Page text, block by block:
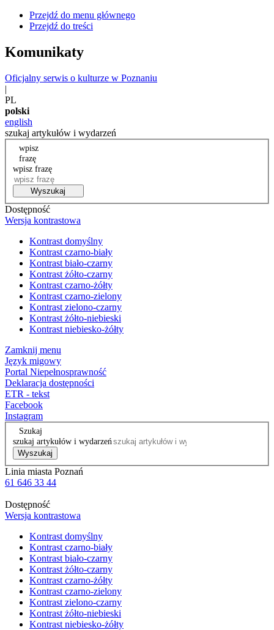
Przejdź do menu głównego
Przejdź do treści
Komunikaty
Oficjalny serwis o kulturze w Poznaniu
|
PL
polski
english
szukaj artykułów i wydarzeń
wpisz
frazę
wpisz frazę
Wyszukaj
Dostępność
Wersja kontrastowa
Kontrast domyślny
Kontrast czarno-biały
Kontrast biało-czarny
Kontrast żółto-czarny
Kontrast czarno-żółty
Kontrast czarno-zielony
Kontrast zielono-czarny
Kontrast żółto-niebieski
Kontrast niebiesko-żółty
Zamknij menu
Język migowy
Portal Niepełnosprawność
Deklaracja dostępności
ETR - tekst
Facebook
Instagram
Szukaj
szukaj artykułów i wydarzeń
Wyszukaj
Linia miasta Poznań
61 646 33 44
Dostępność
Wersja kontrastowa
Kontrast domyślny
Kontrast czarno-biały
Kontrast biało-czarny
Kontrast żółto-czarny
Kontrast czarno-żółty
Kontrast czarno-zielony
Kontrast zielono-czarny
Kontrast żółto-niebieski
Kontrast niebiesko-żółty